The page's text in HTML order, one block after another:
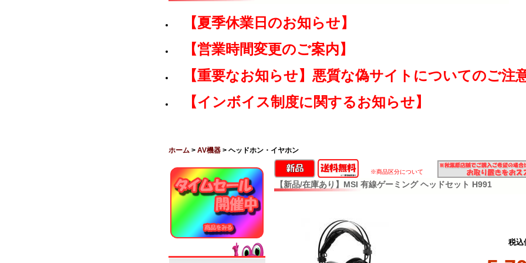
【夏季休業日のお知らせ】
【営業時間変更のご案内】
【重要なお知らせ】悪質な偽サイトについてのご注
【インボイス制度に関するお知らせ】
ホーム > AV機器 > ヘッドホン・イヤホン
※商品区分について
【新品/在庫あり】MSI 有線ゲーミング ヘッドセット H991
税込